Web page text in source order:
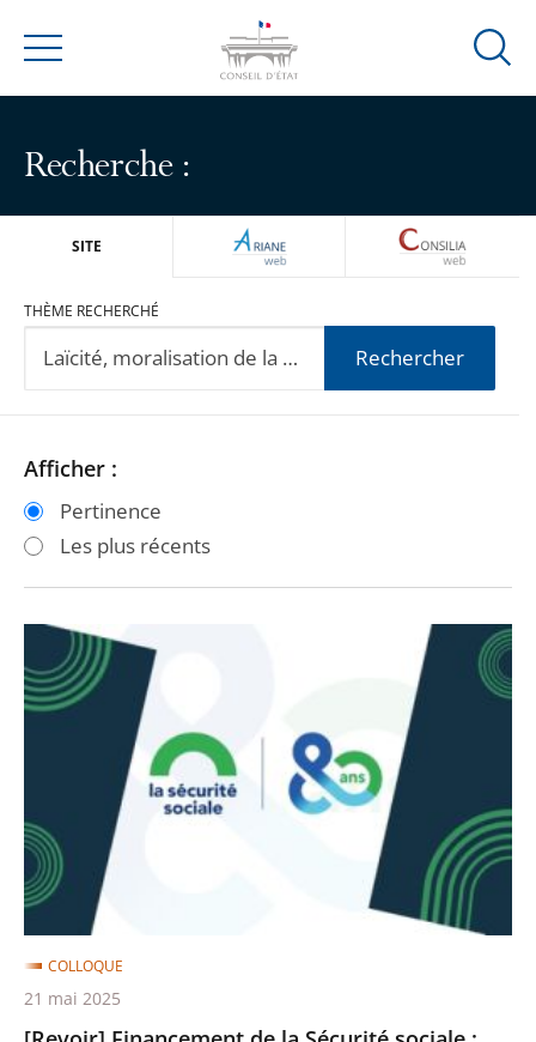
Menu
Ouvrir
Recherche :
SITE ARIANEWEB
THÈME RECHERCHÉ
Rechercher
Passer
les
filtres
après
Passer
les
filtres
avant
Afficher :
Pertinence
Les plus récents
[Revoir]
Financement
de
:
comment
garantir
la
solidarité
?
COLLOQUE
21 mai 2025